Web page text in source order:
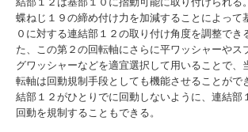
蝶ねじ１９の締め付け力を加減することによって
０に対する連結部１２の取り付け角度を調整でき
た、この第２の回転軸にさらに平ワッシャーやス
グワッシャーなどを適宜選択して用いることで、
転軸は回動規制手段としても機能させることがで
結部１２がひとりでに回動しないように、連結部
回動を規制することもできる。